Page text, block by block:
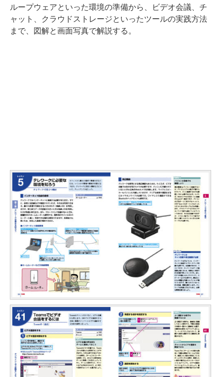
ループウェアといった環境の準備から、ビデオ会議、チ
ャット、クラウドストレージといったツールの実践方法
まで、図解と画面写真で解説する。